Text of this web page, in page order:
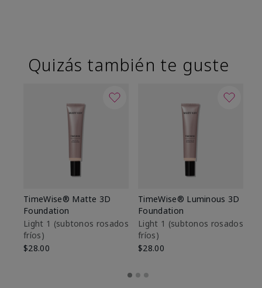
Quizás también te guste
TimeWise® Matte 3D
Foundation
Light 1​ (subtonos rosados
fríos)
$28.00
TimeWise® Luminous 3D
Foundation
Light 1​ (subtonos rosados
fríos)
$28.00